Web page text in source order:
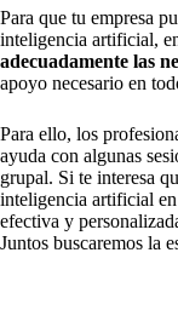
Para que tu empresa
inteligencia artificial,
adecuadamente las
apoyo necesario en
Para ello, los
ayuda con algunas
grupal. Si te interesa
inteligencia artificial
efectiva y
Juntos buscaremos la